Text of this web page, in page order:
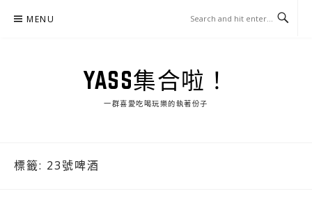
MENU
YASS集合啦！
一群喜愛吃喝玩樂的執著份子
標籤: 23號啤酒